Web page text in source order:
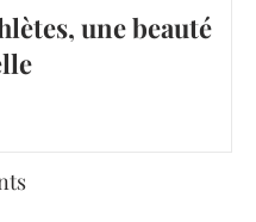
une beauté